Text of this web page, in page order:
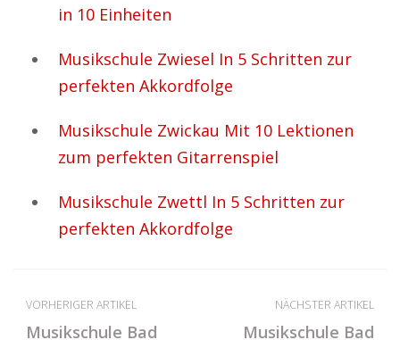
in 10 Einheiten
Musikschule Zwiesel In 5 Schritten zur
perfekten Akkordfolge
Musikschule Zwickau Mit 10 Lektionen
zum perfekten Gitarrenspiel
Musikschule Zwettl In 5 Schritten zur
perfekten Akkordfolge
VORHERIGER ARTIKEL
Musikschule Bad
NÄCHSTER ARTIKEL
Musikschule Bad